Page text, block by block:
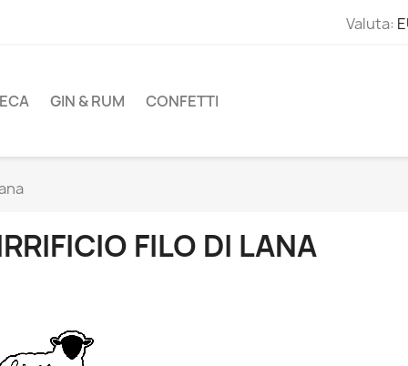
Valuta:
GIN & RUM CONFETTI
FILO DI LANA